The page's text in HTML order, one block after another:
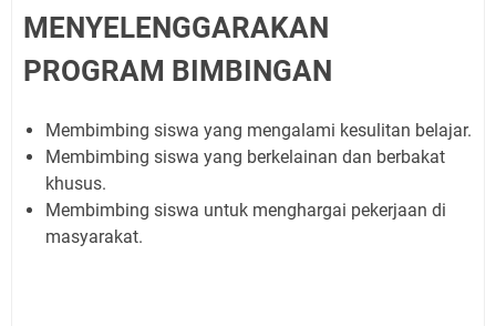
MENYELENGGARAKAN
PROGRAM BIMBINGAN
Membimbing siswa yang mengalami kesulitan belajar.
Membimbing siswa yang berkelainan dan berbakat
khusus.
Membimbing siswa untuk menghargai pekerjaan di
masyarakat.